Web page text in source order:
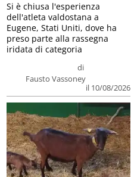
di
Fausto Vassoney
il 10/08/2026
Si è chiusa l'esperienza
dell'atleta valdostana a
Eugene, Stati Uniti, dove ha
preso parte alla rassegna
iridata di categoria